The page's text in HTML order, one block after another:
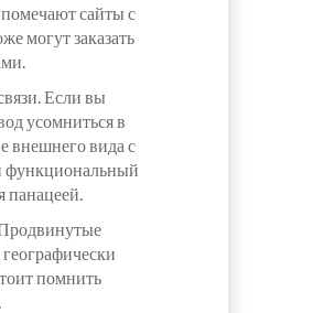
сайты с
могут заказать
Если вы
усомниться в
внешнего вида с
функциональный
панацеей.
помнить